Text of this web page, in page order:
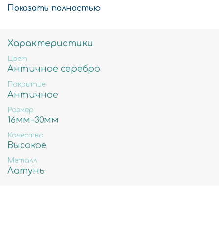
Цвет: античное серебро
Состав: Латунь высокого качества
Не содержит свинца, никеля и кадмия.
Показать полностью
Характеристики
Цвет
Античное серебро
Покрытие
Античное
Размер
16мм-30мм
Качество
Высокое
Металл
Латунь